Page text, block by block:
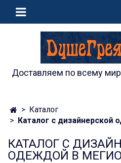
Доставляем по всему
Каталог
Каталог с дизайнерской
КАТАЛОГ С
ОДЕЖДОЙ В